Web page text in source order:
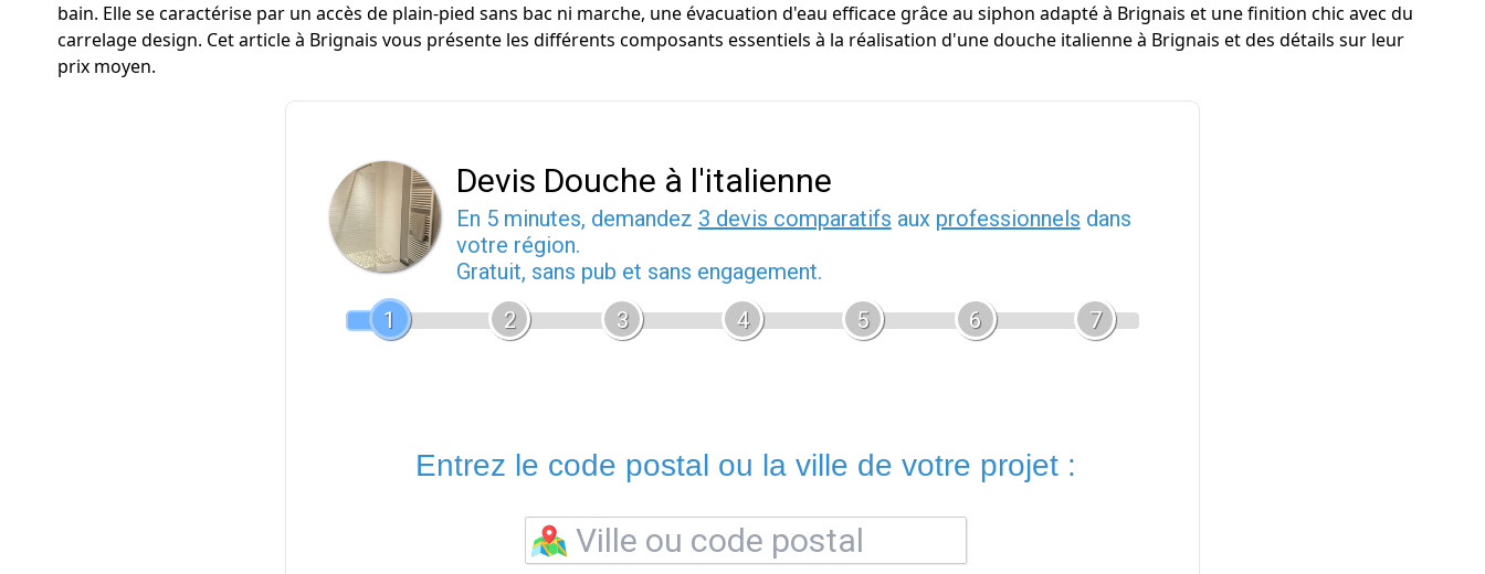
bain. Elle se caractérise par un accès de plain-pied sans bac ni marche, une évacuation d'eau efficace grâce au siphon adapté à Brignais et une finition chic avec du
carrelage design. Cet article à Brignais vous présente les différents composants essentiels à la réalisation d'une douche italienne à Brignais et des détails sur leur
prix moyen.
Devis Douche à l'italienne
En 5 minutes, demandez 3 devis comparatifs aux professionnels dans
votre région.
Gratuit, sans pub et sans engagement.
1
2 3 4 5 6 7
Entrez le code postal ou la ville de votre projet :